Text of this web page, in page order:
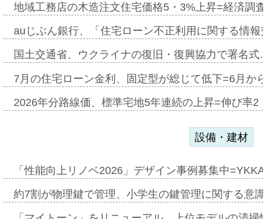
地域工務店の木造注文住宅価格5・3%上昇=経済調
auじぶん銀行、「住宅ローン不正利用に関する情
国土交通省、ウクライナの復旧・復興協力で署名
7月の住宅ローン金利、固定型が総じて低下=6月か
2026年分路線価、標準宅地5年連続の上昇=伸び率
設備・建材
「性能向上リノベ2026」デザイン事例募集中
約7割が物理鍵で管理、小学生の鍵管理に関する意